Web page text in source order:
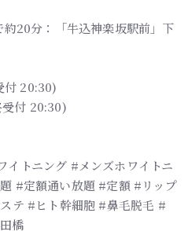
20分：「牛込神楽坂駅前」下
付 20:30)
付 20:30)
イトニング #メンズホワイトニ
#定額通い放題 #定額 #リップ
テ #ヒト幹細胞 #鼻毛脱毛 #
橋